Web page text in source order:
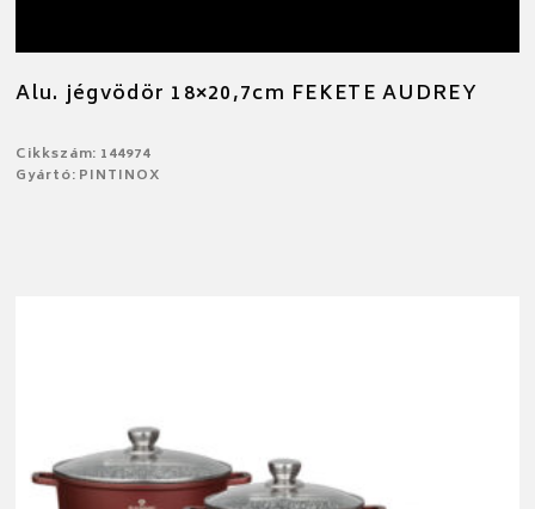
Alu. jégvödör 18×20,7cm FEKETE AUDREY
Cikkszám: 144974
Gyártó: PINTINOX